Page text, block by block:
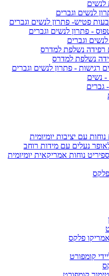
לנשים
לנשים וגברים
פטיש- פתרון לנשים וגברים
- פתרון לנשים וגברים
וגברים
רפידה נשלפת למדרס
נשלפת למדרס
רגישות - פתרון לנשים וגברים
- נשים
גברים